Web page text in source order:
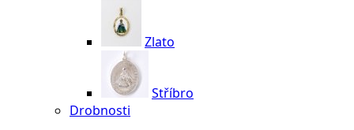
Zlato
Stříbro
Drobnosti